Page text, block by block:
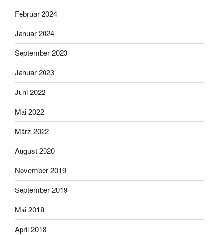
Februar 2024
Januar 2024
September 2023
Januar 2023
Juni 2022
Mai 2022
März 2022
August 2020
November 2019
September 2019
Mai 2018
April 2018